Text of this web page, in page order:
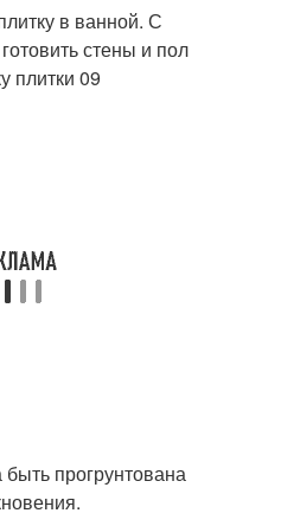
прогрунтована